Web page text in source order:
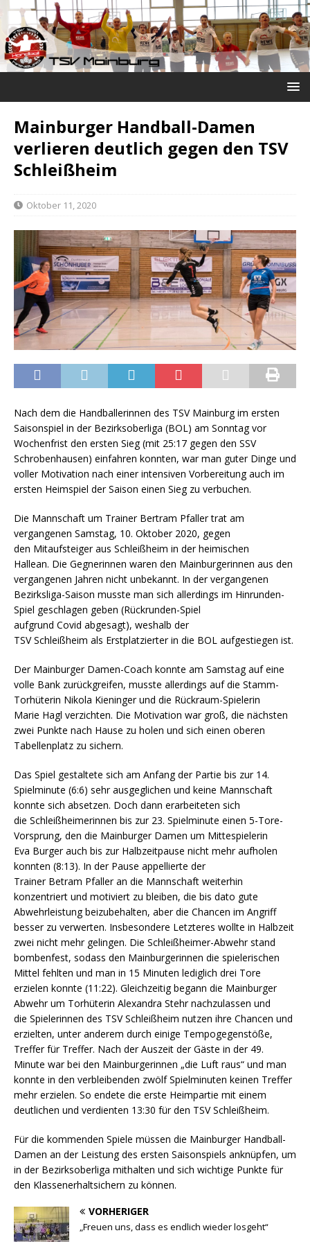
Mainburger Handball-Damen
verlieren deutlich gegen den TSV
Schleißheim
Oktober 11, 2020
Nach dem die Handballerinnen des TSV Mainburg im ersten
Saisonspiel in der Bezirksoberliga (BOL) am Sonntag vor
Wochenfrist den ersten Sieg (mit 25:17 gegen den SSV
Schrobenhausen) einfahren konnten, war man guter Dinge und
voller Motivation nach einer intensiven Vorbereitung auch im
ersten Heimspiel der Saison einen Sieg zu verbuchen.
Die Mannschaft um Trainer Bertram Pfaller trat am
vergangenen Samstag, 10. Oktober 2020, gegen
den Mitaufsteiger aus Schleißheim in der heimischen
Hallean. Die Gegnerinnen waren den Mainburgerinnen aus den
vergangenen Jahren nicht unbekannt. In der vergangenen
Bezirksliga-Saison musste man sich allerdings im Hinrunden-
Spiel geschlagen geben (Rückrunden-Spiel
aufgrund Covid abgesagt), weshalb der
TSV Schleißheim als Erstplatzierter in die BOL aufgestiegen ist.
Der Mainburger Damen-Coach konnte am Samstag auf eine
volle Bank zurückgreifen, musste allerdings auf die Stamm-
Torhüterin Nikola Kieninger und die Rückraum-Spielerin
Marie Hagl verzichten. Die Motivation war groß, die nächsten
zwei Punkte nach Hause zu holen und sich einen oberen
Tabellenplatz zu sichern.
Das Spiel gestaltete sich am Anfang der Partie bis zur 14.
Spielminute (6:6) sehr ausgeglichen und keine Mannschaft
konnte sich absetzen. Doch dann erarbeiteten sich
die Schleißheimerinnen bis zur 23. Spielminute einen 5-Tore-
Vorsprung, den die Mainburger Damen um Mittespielerin
Eva Burger auch bis zur Halbzeitpause nicht mehr aufholen
konnten (8:13). In der Pause appellierte der
Trainer Betram Pfaller an die Mannschaft weiterhin
konzentriert und motiviert zu bleiben, die bis dato gute
Abwehrleistung beizubehalten, aber die Chancen im Angriff
besser zu verwerten. Insbesondere Letzteres wollte in Halbzeit
zwei nicht mehr gelingen. Die Schleißheimer-Abwehr stand
bombenfest, sodass den Mainburgerinnen die spielerischen
Mittel fehlten und man in 15 Minuten lediglich drei Tore
erzielen konnte (11:22). Gleichzeitig begann die Mainburger
Abwehr um Torhüterin Alexandra Stehr nachzulassen und
die Spielerinnen des TSV Schleißheim nutzen ihre Chancen und
erzielten, unter anderem durch einige Tempogegenstöße,
Treffer für Treffer. Nach der Auszeit der Gäste in der 49.
Minute war bei den Mainburgerinnen „die Luft raus“ und man
konnte in den verbleibenden zwölf Spielminuten keinen Treffer
mehr erzielen. So endete die erste Heimpartie mit einem
deutlichen und verdienten 13:30 für den TSV Schleißheim.
Für die kommenden Spiele müssen die Mainburger Handball-
Damen an der Leistung des ersten Saisonspiels anknüpfen, um
in der Bezirksoberliga mithalten und sich wichtige Punkte für
den Klassenerhaltsichern zu können.
VORHERIGER
„Freuen uns, dass es endlich wieder losgeht“